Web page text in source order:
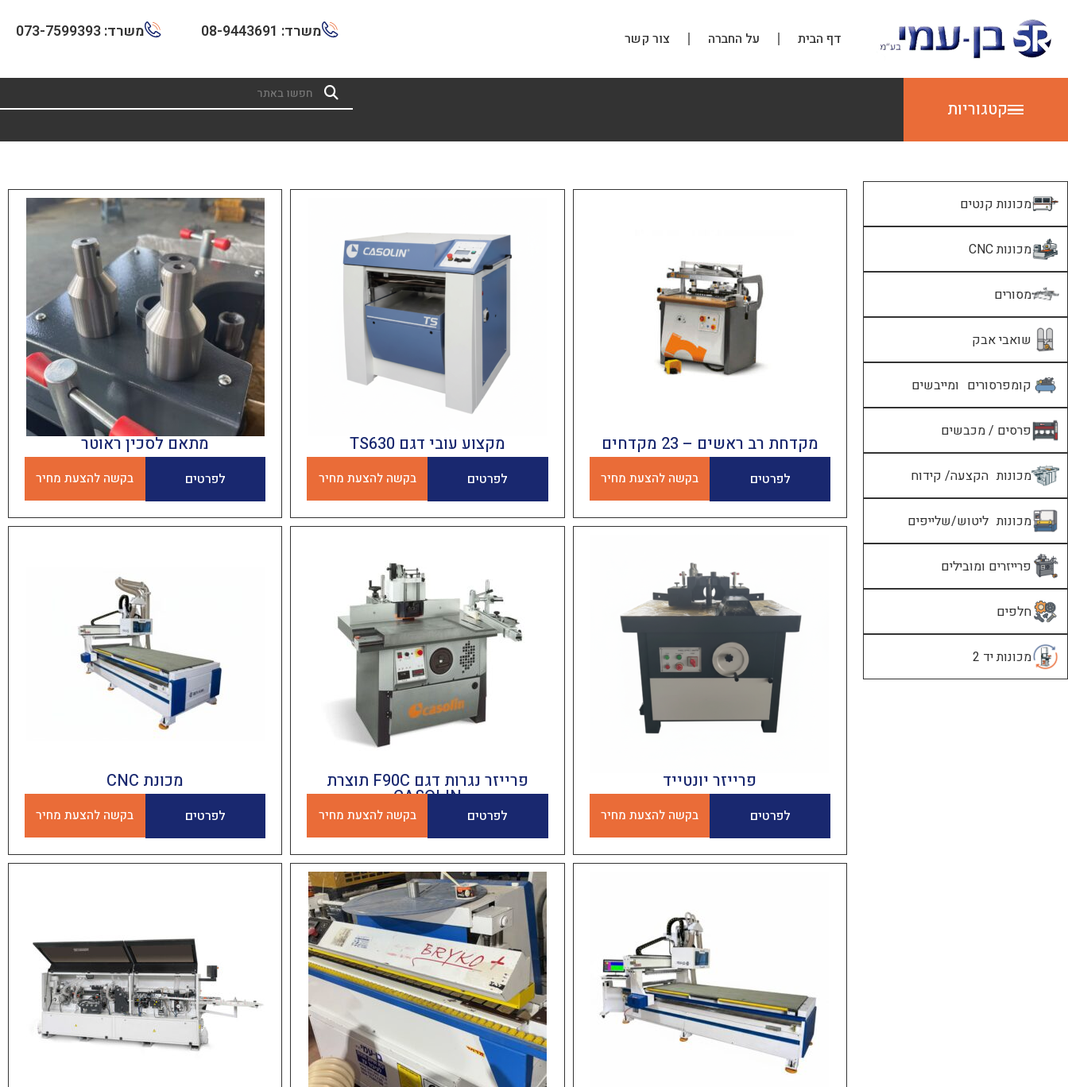
דף הבית על החברה צור קשר משרד: 073-7599393 משרד: 08-9443691
קטגוריות
מכונות קנטים
מכונות CNC
מסורים
שואבי אבק
קומפרסורים ומייבשים
פרסים / מכבשים
מכונות הקצעה/ קידוח
מכונות ליטוש/שלייפים
פרייזרים ומובילים
חלפים
מכונות יד 2
מקדחת רב ראשים – 23 מקדחים
לפרטים בקשה להצעת מחיר
מקצוע עובי דגם TS630
לפרטים בקשה להצעת מחיר
מתאם לסכין ראוטר
לפרטים בקשה להצעת מחיר
פרייזר יונטייד
לפרטים בקשה להצעת מחיר
פרייזר נגרות דגם F90C תוצרת
CASOLIN
לפרטים בקשה להצעת מחיר
מכונת CNC
לפרטים בקשה להצעת מחיר